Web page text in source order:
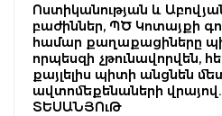
Ոստիկանության և
բաժիններ, ՊԾ Կոտայքի
համար քաղաքացիները
որպեսզի չթունավորվեն,
քայլելիս պիտի անցնեն
ավտոմեքենաների
ՏԵՍԱՆՅՈւԹ